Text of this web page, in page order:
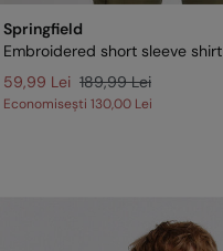
Springfield
Embroidered short sleeve shirt
59,99 Lei 189,99 Lei
Economisești 130,00 Lei